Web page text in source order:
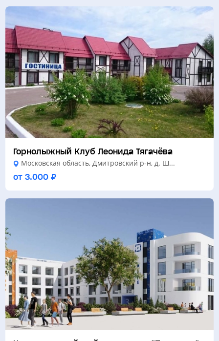
Горнолыжный Клуб Леонида Тягачёва
Московская область, Дмитровский р-н, д. Ш...
от 3.000 ₽